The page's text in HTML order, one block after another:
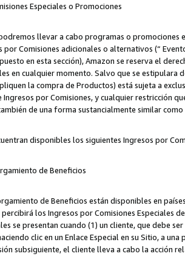
Especiales o Promociones
llevar a cabo programas o
por Comisiones adicionales o alternativos (“
en esta sección), Amazon se reserva el
en cualquier momento. Salvo que se
la compra de Productos) está sujeta a
Ingresos por Comisiones, y cualquier restricción
de una forma sustancialmente similar
disponibles los siguientes Ingresos por
de Beneficios
de Beneficios están disponibles en
percibirá los Ingresos por Comisiones Especiales
se presentan cuando (1) un cliente, que debe
clic en un Enlace Especial en su Sitio, a
subsiguiente, el cliente lleva a cabo la acción